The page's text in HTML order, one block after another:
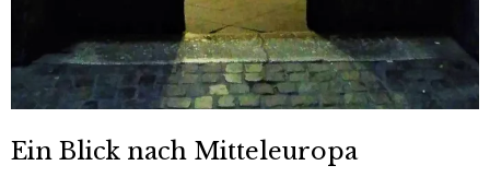
Ein Blick nach Mitteleuropa